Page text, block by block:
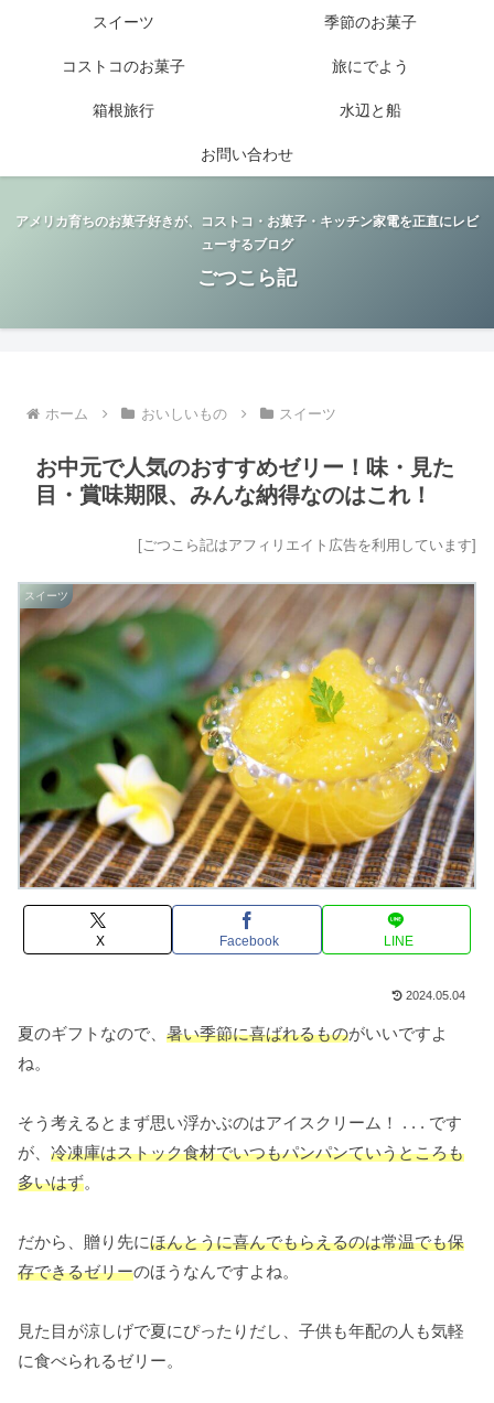
アメリカ育ちのお菓子好きが、コストコ・お菓子・キッチン家電を正直にレビ
ューするブログ
ごつこら記
スイーツ 季節のお菓子
コストコのお菓子 旅にでよう
箱根旅行 水辺と船
お問い合わせ
ホーム おいしいもの スイーツ
お中元で人気のおすすめゼリー！味・見た
目・賞味期限、みんな納得なのはこれ！
[ごつこら記はアフィリエイト広告を利用しています]
スイーツ
X Facebook LINE
2024.05.04
夏のギフトなので、 暑い季節に喜ばれるものがいいですよ
ね。
そう考えるとまず思い浮かぶのはアイスクリーム！ . . . です
が、 冷凍庫はストック食材でいつもパンパンていうところも
多いはず。
だから、贈り先にほんとうに喜んでもらえるのは常温でも保
存できるゼリーのほうなんですよね。
見た目が涼しげで夏にぴったりだし、子供も年配の人も気軽
に食べられるゼリー。